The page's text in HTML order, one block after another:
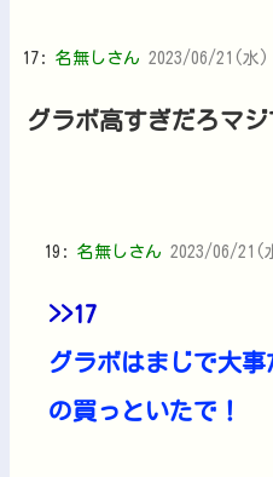
17: 名無しさん 2023/06/21(水)
グラボ高すぎだろマジ
19: 名無しさん 2023/06/21(
>>17
グラボはまじで大
の買っといたで！